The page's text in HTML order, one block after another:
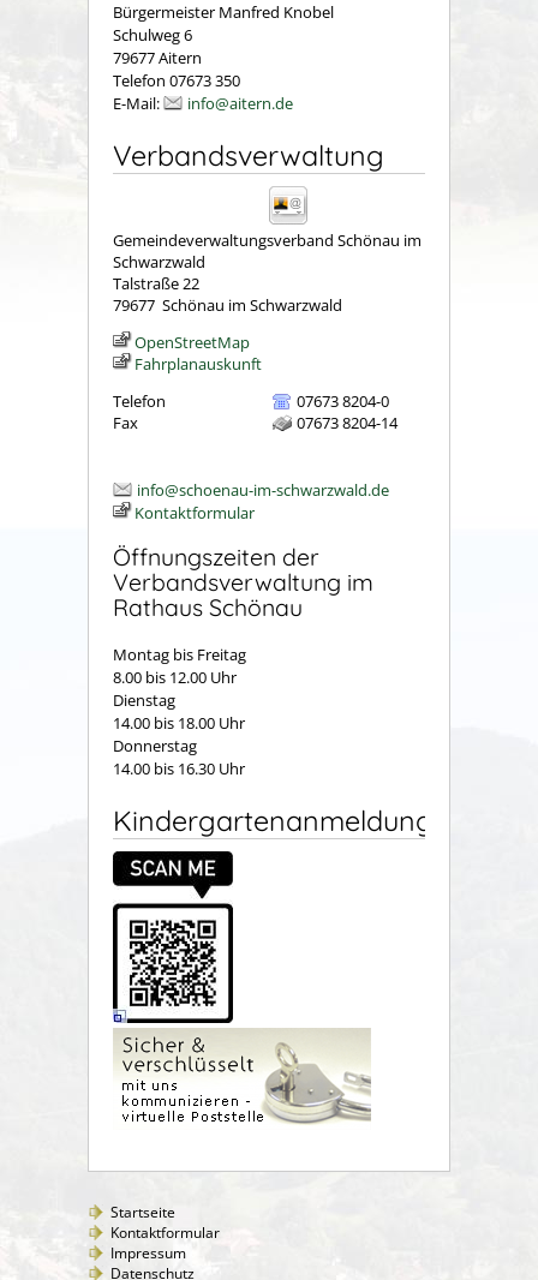
Bürgermeister Manfred Knobel
Schulweg 6
79677 Aitern
Telefon 07673 350
E-Mail:
info@aitern.de
Verbandsverwaltung
Gemeindeverwaltungsverband Schönau im
Schwarzwald
Talstraße 22
79677 Schönau im Schwarzwald
OpenStreetMap
Fahrplanauskunft
Telefon
07673 8204-0
Fax
07673 8204-14
info@schoenau-im-schwarzwald.de
Kontaktformular
Öffnungszeiten der
Verbandsverwaltung im
Rathaus Schönau
Montag bis Freitag
8.00 bis 12.00 Uhr
Dienstag
14.00 bis 18.00 Uhr
Donnerstag
14.00 bis 16.30 Uhr
Kindergartenanmeldung
Startseite
Kontaktformular
Impressum
Datenschutz